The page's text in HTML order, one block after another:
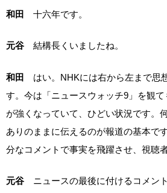
和田 十六年です。
元谷 結構長くいましたね。
和田 はい。NHKには右から左まで思
す。今は「ニュースウォッチ9」を観
が強くなっていて、ひどい状況です。
ありのままに伝えるのが報道の基本で
分なコメントで事実を飛躍させ、視聴
元谷 ニュースの最後に付けるコメン